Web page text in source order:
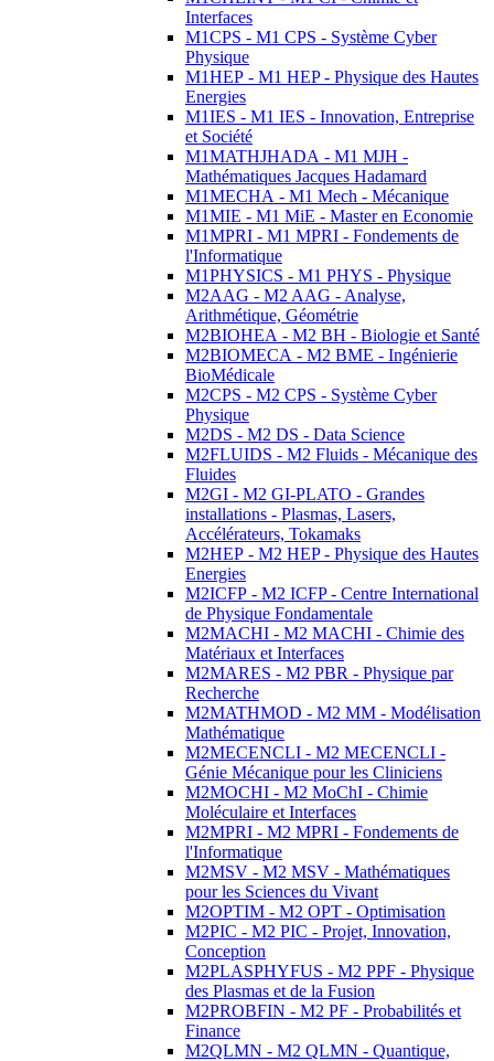
Interfaces
M1CPS - M1 CPS - Système Cyber
Physique
M1HEP - M1 HEP - Physique des Hautes
Energies
M1IES - M1 IES - Innovation, Entreprise
et Société
M1MATHJHADA - M1 MJH -
Mathématiques Jacques Hadamard
M1MECHA - M1 Mech - Mécanique
M1MIE - M1 MiE - Master en Economie
M1MPRI - M1 MPRI - Fondements de
l'Informatique
M1PHYSICS - M1 PHYS - Physique
M2AAG - M2 AAG - Analyse,
Arithmétique, Géométrie
M2BIOHEA - M2 BH - Biologie et Santé
M2BIOMECA - M2 BME - Ingénierie
BioMédicale
M2CPS - M2 CPS - Système Cyber
Physique
M2DS - M2 DS - Data Science
M2FLUIDS - M2 Fluids - Mécanique des
Fluides
M2GI - M2 GI-PLATO - Grandes
installations - Plasmas, Lasers,
Accélérateurs, Tokamaks
M2HEP - M2 HEP - Physique des Hautes
Energies
M2ICFP - M2 ICFP - Centre International
de Physique Fondamentale
M2MACHI - M2 MACHI - Chimie des
Matériaux et Interfaces
M2MARES - M2 PBR - Physique par
Recherche
M2MATHMOD - M2 MM - Modélisation
Mathématique
M2MECENCLI - M2 MECENCLI -
Génie Mécanique pour les Cliniciens
M2MOCHI - M2 MoChI - Chimie
Moléculaire et Interfaces
M2MPRI - M2 MPRI - Fondements de
l'Informatique
M2MSV - M2 MSV - Mathématiques
pour les Sciences du Vivant
M2OPTIM - M2 OPT - Optimisation
M2PIC - M2 PIC - Projet, Innovation,
Conception
M2PLASPHYFUS - M2 PPF - Physique
des Plasmas et de la Fusion
M2PROBFIN - M2 PF - Probabilités et
Finance
M2QLMN - M2 QLMN - Quantique,